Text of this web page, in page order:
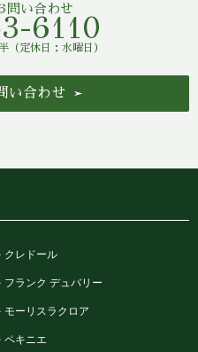
問い合わせ
6110
（定休日：水曜日）
い合わせ
クレドール
フランク デュバリー
モーリスラクロア
ペキニエ